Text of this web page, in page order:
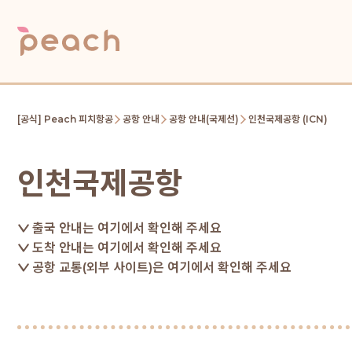
[공식] Peach 피치항공 공항 안내 공항 안내(국제선) 인천국제공항 (ICN)
인천국제공항
출국 안내는 여기에서 확인해 주세요
도착 안내는 여기에서 확인해 주세요
공항 교통(외부 사이트)은 여기에서 확인해 주세요